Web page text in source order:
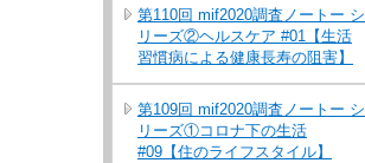
第110回 mif2020調査ノートー シ
リーズ②ヘルスケア #01【生活
習慣病による健康長寿の阻害】
第109回 mif2020調査ノートー シ
リーズ①コロナ下の生活
#09【住のライフスタイル】